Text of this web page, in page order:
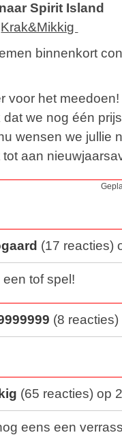
Spirit Island
Krak&Mikkig
binnenkort
voor het
we nog één
wensen we jullie
aan
(17 reacties)
tof spel!
(8
(65 reacties) op
eens een